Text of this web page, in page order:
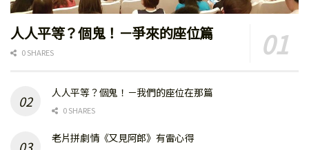
人人平等？個鬼！－爭來的座位篇
0 SHARES
人人平等？個鬼！－我們的座位在那篇
0 SHARES
老片拼劇情《又見阿郎》有雷心得